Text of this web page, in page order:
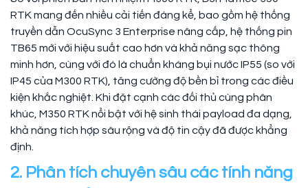
RTK mang đến nhiều cải tiến đáng kể, bao gồm hệ thống
truyền dẫn OcuSync 3 Enterprise nâng cấp, hệ thống pin
TB65 mới với hiệu suất cao hơn và khả năng sạc thông
minh hơn, cùng với đó là chuẩn kháng bụi nước IP55 (so với
IP45 của M300 RTK), tăng cường độ bền bỉ trong các điều
kiện khắc nghiệt. Khi đặt cạnh các đối thủ cùng phân
khúc, M350 RTK nổi bật với hệ sinh thái payload đa dạng,
khả năng tích hợp sâu rộng và độ tin cậy đã được khẳng
định.
2. Phân tích chuyên sâu các tính năng